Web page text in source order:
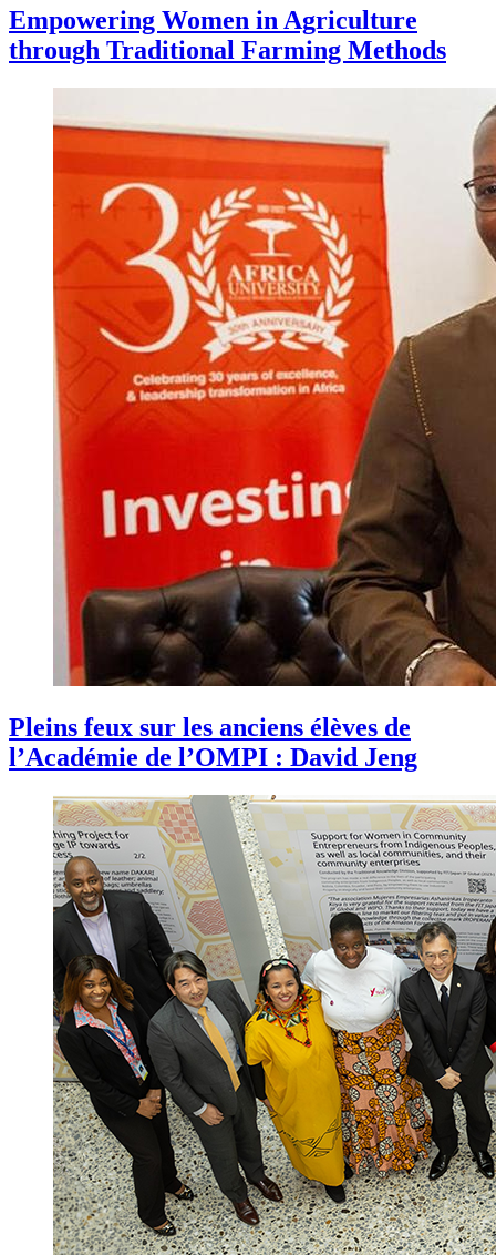
Empowering Women in Agriculture
through Traditional Farming Methods
Pleins feux sur les anciens élèves de
l’Académie de l’OMPI : David Jeng